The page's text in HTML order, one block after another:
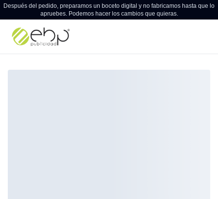
Después del pedido, preparamos un boceto digital y no fabricamos hasta que lo
apruebes. Podemos hacer los cambios que quieras.